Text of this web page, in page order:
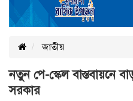
জাতীয়
নতুন পে-স্কেল বাস্তবায়নে
সরকার